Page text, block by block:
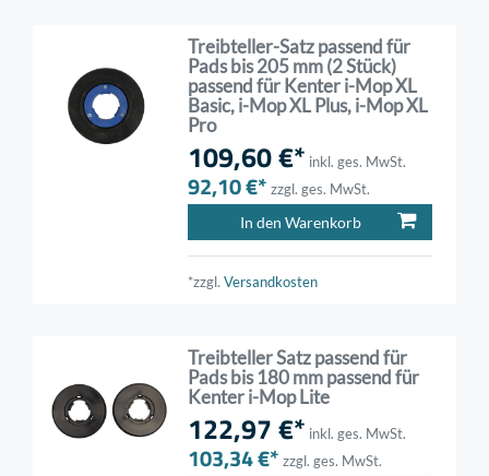
Treibteller-Satz passend für
Pads bis 205 mm (2 Stück)
passend für Kenter i-Mop XL
Basic, i-Mop XL Plus, i-Mop XL
Pro
109,60 €* inkl. ges. MwSt.
92,10 €* zzgl. ges. MwSt.
In den Warenkorb
*zzgl.Versandkosten
Treibteller Satz passend für
Pads bis 180 mm passend für
Kenter i-Mop Lite
122,97 €* inkl. ges. MwSt.
103,34 €* zzgl. ges. MwSt.